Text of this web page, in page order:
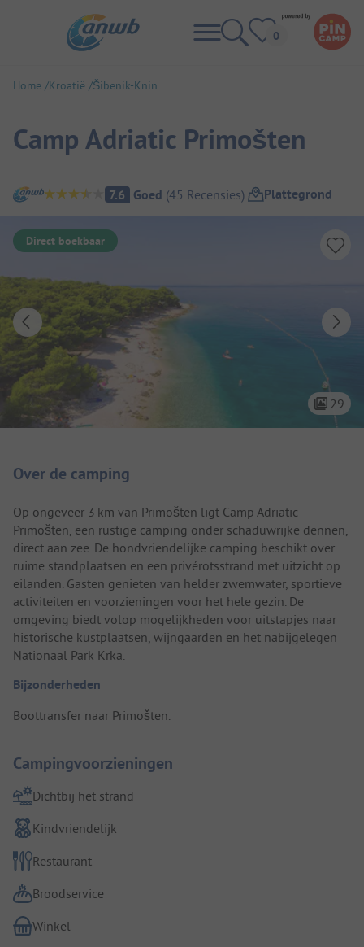
Home Kroatië Šibenik-Knin
Camp Adriatic Primošten
Camping overzicht
7.6 Goed (45 Recensies) Plattegrond
Direct boekbaar
29
Over de camping
Op ongeveer 3 km van Primošten ligt Camp Adriatic
Primošten, een rustige camping onder schaduwrijke dennen,
direct aan zee. De hondvriendelijke camping beschikt over
ruime standplaatsen en een privérotsstrand met uitzicht op
eilanden. Gasten genieten van helder zwemwater, sportieve
activiteiten en voorzieningen voor het hele gezin. De
omgeving biedt volop mogelijkheden voor uitstapjes naar
historische kustplaatsen, wijngaarden en het nabijgelegen
Nationaal Park Krka.
Bijzonderheden
Boottransfer naar Primošten.
Campingvoorzieningen
Dichtbij het strand
Kindvriendelijk
Restaurant
Broodservice
Winkel